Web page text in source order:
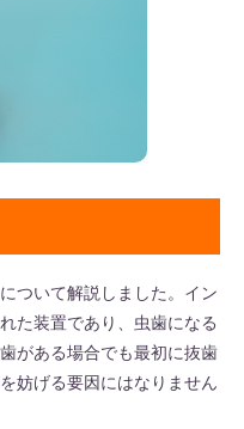
ついて解説しました。イン
た装置であり、虫歯になる
がある場合でも最初に抜歯
妨げる要因にはなりません